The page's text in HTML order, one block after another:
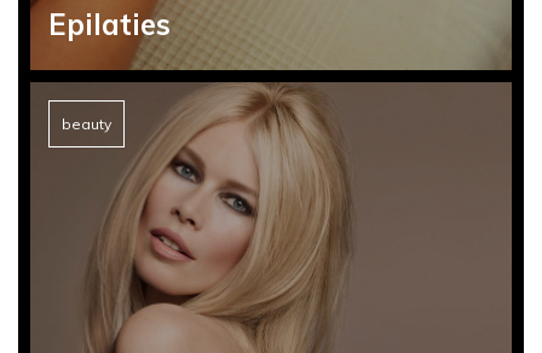
Epilaties
beauty